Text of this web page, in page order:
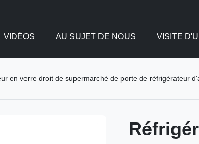
VIDÉOS AU SUJET DE NOUS VISITE
en verre droit de supermarché de porte de réfrigérateur